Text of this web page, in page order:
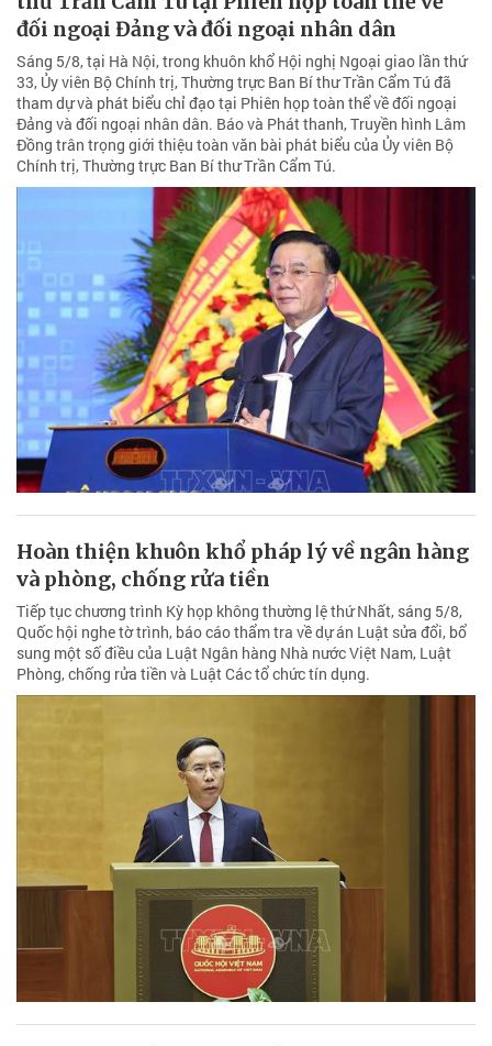
đối ngoại Đảng và đối ngoại nhân dân
Sáng 5/8, tại Hà Nội, trong khuôn khổ Hội nghị Ngoại giao lần thứ
33, Ủy viên Bộ Chính trị, Thường trực Ban Bí thư Trần Cẩm Tú đã
tham dự và phát biểu chỉ đạo tại Phiên họp toàn thể về đối ngoại
Đảng và đối ngoại nhân dân. Báo và Phát thanh, Truyền hình Lâm
Đồng trân trọng giới thiệu toàn văn bài phát biểu của Ủy viên Bộ
Chính trị, Thường trực Ban Bí thư Trần Cẩm Tú.
Hoàn thiện khuôn khổ pháp lý về ngân hàng
và phòng, chống rửa tiền
Tiếp tục chương trình Kỳ họp không thường lệ thứ Nhất, sáng 5/8,
Quốc hội nghe tờ trình, báo cáo thẩm tra về dự án Luật sửa đổi, bổ
sung một số điều của Luật Ngân hàng Nhà nước Việt Nam, Luật
Phòng, chống rửa tiền và Luật Các tổ chức tín dụng.